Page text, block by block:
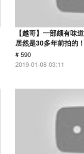
【越哥】一部颇有味
居然是30多年前拍的！
# 590
2019-01-08 03:11